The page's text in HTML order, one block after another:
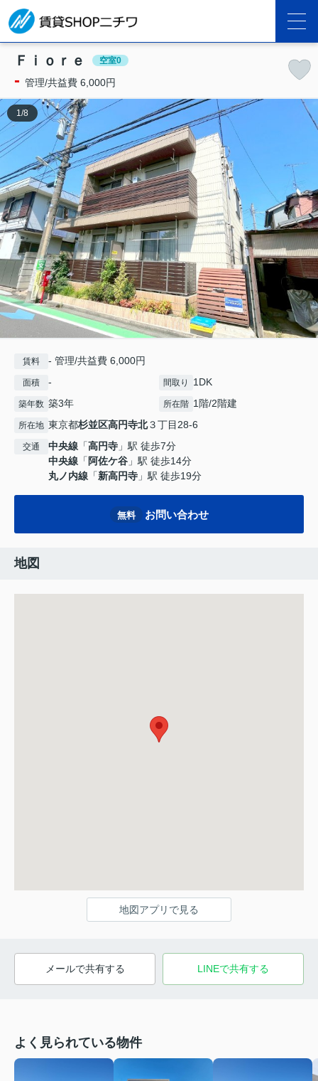
Ｆｉｏｒｅ 空室0
- 管理/共益費 6,000円
1 /8
賃料 - 管理/共益費 6,000円
面積 - 間取り 1DK
築年数 築3年 所在階 1階/2階建
所在地 東京都杉並区高円寺北３丁目28-6
交通 中央線 「高円寺 」駅 徒歩7分
中央線 「 阿佐ケ谷 」駅 徒歩14分
丸ノ内線 「新高円寺 」駅 徒歩19分
無料 お問い合わせ
地図
地図アプリで見る
メールで共有する LINEで共有する
よく見られている物件